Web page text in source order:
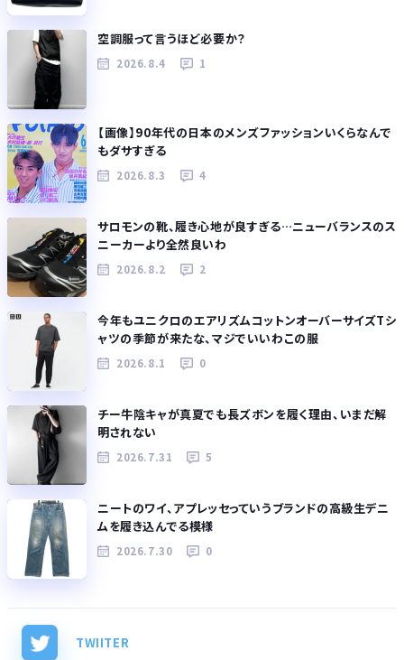
空調服って言うほど必要か？
2026.8.4 1
【画像】90年代の日本のメンズファッションいくらなんで
もダサすぎる
2026.8.3 4
サロモンの靴、履き心地が良すぎる…ニューバランスのス
ニーカーより全然良いわ
2026.8.2 2
今年もユニクロのエアリズムコットンオーバーサイズTシ
ャツの季節が来たな、マジでいいわこの服
2026.8.1 0
チー牛陰キャが真夏でも長ズボンを履く理由、いまだ解
明されない
2026.7.31 5
ニートのワイ、アプレッセっていうブランドの高級生デニ
ムを履き込んでる模様
2026.7.30 0
TWIITER